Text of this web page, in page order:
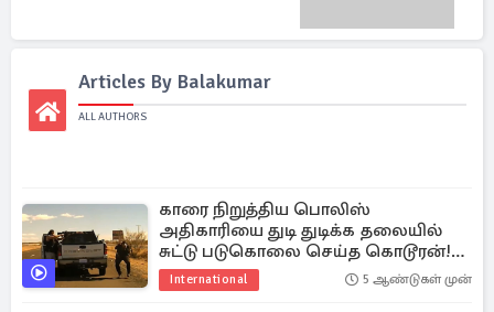
Articles By Balakumar
ALL AUTHORS
காரை நிறுத்திய பொலிஸ்
அதிகாரியை துடி துடிக்க தலையில்
சுட்டு படுகொலை செய்த கொடூரன்!
சிக்கிய பதபதைக்க வைக்கும் காட்சி
International 5 ஆண்டுகள் முன்